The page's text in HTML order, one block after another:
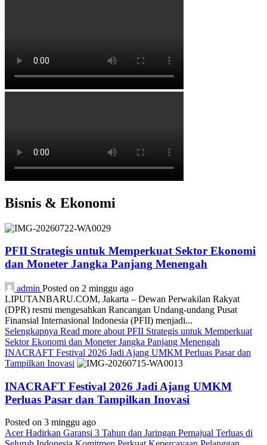
Bisnis & Ekonomi
PFII Strategis untuk Memperkuat Sektor Ekonomi
dan Moneter Jangka Panjang Menengah
admin Posted on 2 minggu ago
LIPUTANBARU.COM, Jakarta – Dewan Perwakilan Rakyat
(DPR) resmi mengesahkan Rancangan Undang-undang Pusat
Finansial Internasional Indonesia (PFII) menjadi...
Selengkapnya Read more about PFII Strategis untuk Memperkuat
Sektor Ekonomi dan Moneter Jangka Panjang Menengah
INACRAFT Festival 2026 Jadi Ajang UMKM Perluas Pasar dan
Tampilkan Inovasi
INACRAFT Festival 2026 Jadi Ajang UMKM
Perluas Pasar dan Tampilkan Inovasi
Posted on 3 minggu ago
Acer Hadirkan Garansi 3 Tahun dan Jaringan Pernajual Terluas di